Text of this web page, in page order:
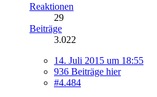
Reaktionen
29
Beiträge
3.022
14. Juli 2015 um 18:55
936 Beiträge hier
#4.484